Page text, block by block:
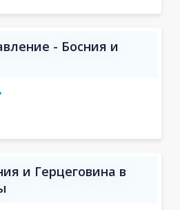
- Босния и
и Герцеговина в